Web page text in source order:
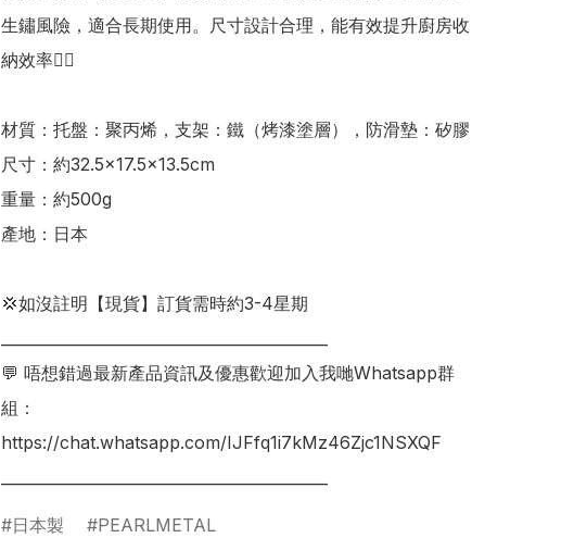
生鏽風險，適合長期使用。尺寸設計合理，能有效提升廚房收
納效率👍🏻
材質：托盤：聚丙烯，支架：鐵（烤漆塗層），防滑墊：矽膠
尺寸：約32.5×17.5×13.5cm
重量：約500g
產地：日本
💢如沒註明【現貨】訂貨需時約3-4星期
💬 唔想錯過最新產品資訊及優惠歡迎加入我哋Whatsapp群
組：
https://chat.whatsapp.com/IJFfq1i7kMz46Zjc1NSXQF
日本製 PEARLMETAL